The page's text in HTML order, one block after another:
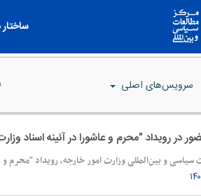
ساختار
سرویس‌های اصلی
در رویداد "محرم و عاشورا در آئینه اسناد
سیاسی و بین‌المللی وزارت امور خارجه، رویداد "محرم و